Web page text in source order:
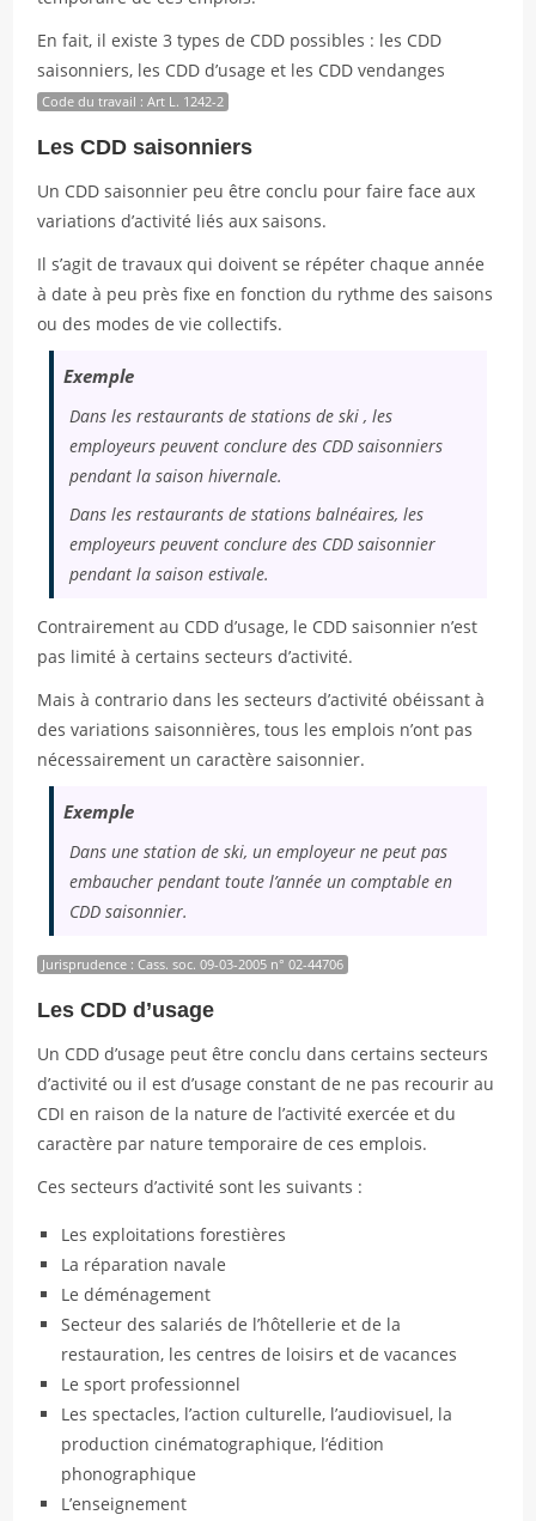
En fait, il existe 3 types de CDD possibles : les CDD
saisonniers, les CDD d’usage et les CDD vendanges
Code du travail : Art L. 1242-2
Les CDD saisonniers
Un CDD saisonnier peu être conclu pour faire face aux
variations d’activité liés aux saisons.
Il s’agit de travaux qui doivent se répéter chaque année
à date à peu près fixe en fonction du rythme des saisons
ou des modes de vie collectifs.
Exemple
Dans les restaurants de stations de ski , les
employeurs peuvent conclure des CDD saisonniers
pendant la saison hivernale.
Dans les restaurants de stations balnéaires, les
employeurs peuvent conclure des CDD saisonnier
pendant la saison estivale.
Contrairement au CDD d’usage, le CDD saisonnier n’est
pas limité à certains secteurs d’activité.
Mais à contrario dans les secteurs d’activité obéissant à
des variations saisonnières, tous les emplois n’ont pas
nécessairement un caractère saisonnier.
Exemple
Dans une station de ski, un employeur ne peut pas
embaucher pendant toute l’année un comptable en
CDD saisonnier.
Jurisprudence : Cass. soc. 09-03-2005 n° 02-44706
Les CDD d’usage
Un CDD d’usage peut être conclu dans certains secteurs
d’activité ou il est d’usage constant de ne pas recourir au
CDI en raison de la nature de l’activité exercée et du
caractère par nature temporaire de ces emplois.
Ces secteurs d’activité sont les suivants :
Les exploitations forestières
La réparation navale
Le déménagement
Secteur des salariés de l’hôtellerie et de la
restauration, les centres de loisirs et de vacances
Le sport professionnel
Les spectacles, l’action culturelle, l’audiovisuel, la
production cinématographique, l’édition
phonographique
L’enseignement